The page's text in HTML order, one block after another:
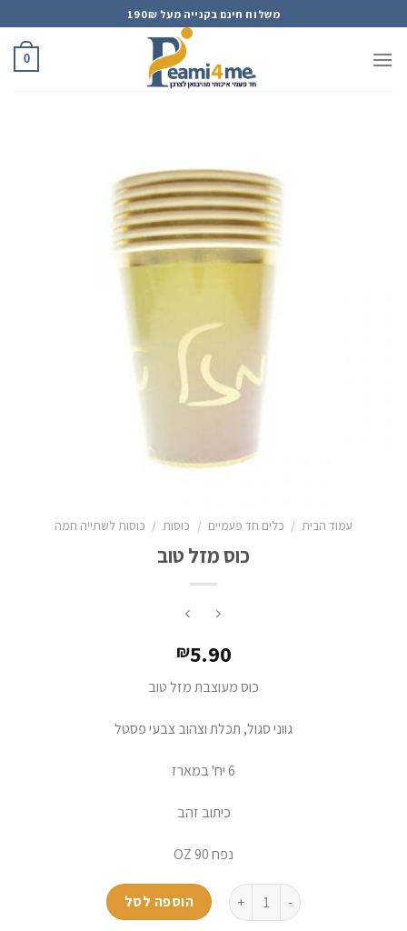
to
content
משלוח חינם בקנייה מעל 190₪
0
עמוד הבית / כלים חד פעמיים / כוסות / כוסות לשתייה חמה
כוס מזל טוב
₪5.90
כוס מעוצבת מזל טוב
גווני סגול, תכלת וצהוב צבעי פסטל
6 יח' במארז
כיתוב זהב
נפח 90 OZ
כמות של כוס מזל טובהוספה לסל